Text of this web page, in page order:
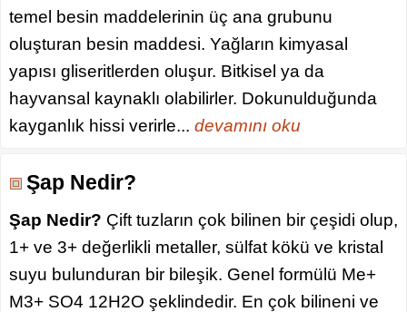
temel besin maddelerinin üç ana grubunu
oluşturan besin maddesi. Yağların kimyasal
yapısı gliseritlerden oluşur. Bitkisel ya da
hayvansal kaynaklı olabilirler. Dokunulduğunda
kayganlık hissi verirle... devamını oku
Şap Nedir?
Şap Nedir? Çift tuzların çok bilinen bir çeşidi olup,
1+ ve 3+ değerlikli metaller, sülfat kökü ve kristal
suyu bulunduran bir bileşik. Genel formülü Me+
M3+ SO4 12H2O şeklindedir. En çok bilineni ve